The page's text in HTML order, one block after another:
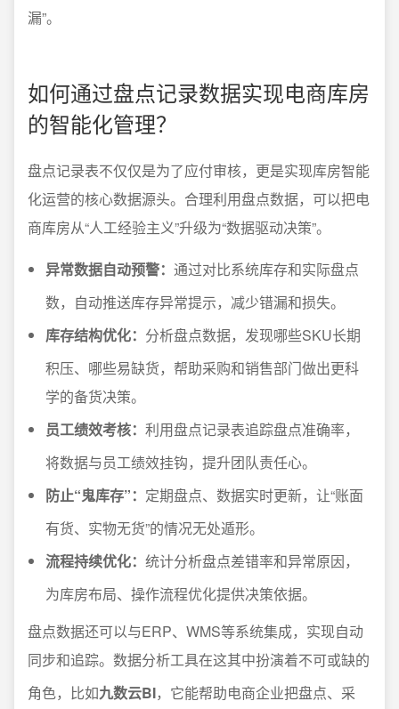
漏”。
如何通过盘点记录数据实现电商库房
的智能化管理？
盘点记录表不仅仅是为了应付审核，更是实现库房智能
化运营的核心数据源头。合理利用盘点数据，可以把电
商库房从“人工经验主义”升级为“数据驱动决策”。
异常数据自动预警： 通过对比系统库存和实际盘点
数，自动推送库存异常提示，减少错漏和损失。
库存结构优化： 分析盘点数据，发现哪些SKU长期
积压、哪些易缺货，帮助采购和销售部门做出更科
学的备货决策。
员工绩效考核： 利用盘点记录表追踪盘点准确率，
将数据与员工绩效挂钩，提升团队责任心。
防止“鬼库存”： 定期盘点、数据实时更新，让“账面
有货、实物无货”的情况无处遁形。
流程持续优化： 统计分析盘点差错率和异常原因，
为库房布局、操作流程优化提供决策依据。
盘点数据还可以与ERP、WMS等系统集成，实现自动
同步和追踪。数据分析工具在这其中扮演着不可或缺的
角色，比如九数云BI，它能帮助电商企业把盘点、采